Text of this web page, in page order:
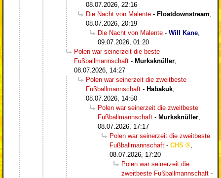
08.07.2026, 22:16
Die Nacht von Malente - Floatdownstream
08.07.2026, 20:19
Die Nacht von Malente - Will Kane
09.07.2026, 01:20
Polen war seinerzeit die beste
Fußballmannschaft - Murksknüller
08.07.2026, 14:27
Polen war seinerzeit die zweitbeste
Fußballmannschaft - Habakuk
08.07.2026, 14:50
Polen war seinerzeit die zweitbeste
Fußballmannschaft - Murksknüller
08.07.2026, 17:17
Polen war seinerzeit die zweitbeste
Fußballmannschaft - CHS
08.07.2026, 17:20
Polen war seinerzeit die
zweitbeste Fußballmannschaft -